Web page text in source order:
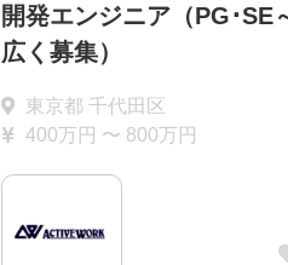
開発エンジニア（PG･SE
広く募集）
東京都 千代田区
400万円 〜 800万円